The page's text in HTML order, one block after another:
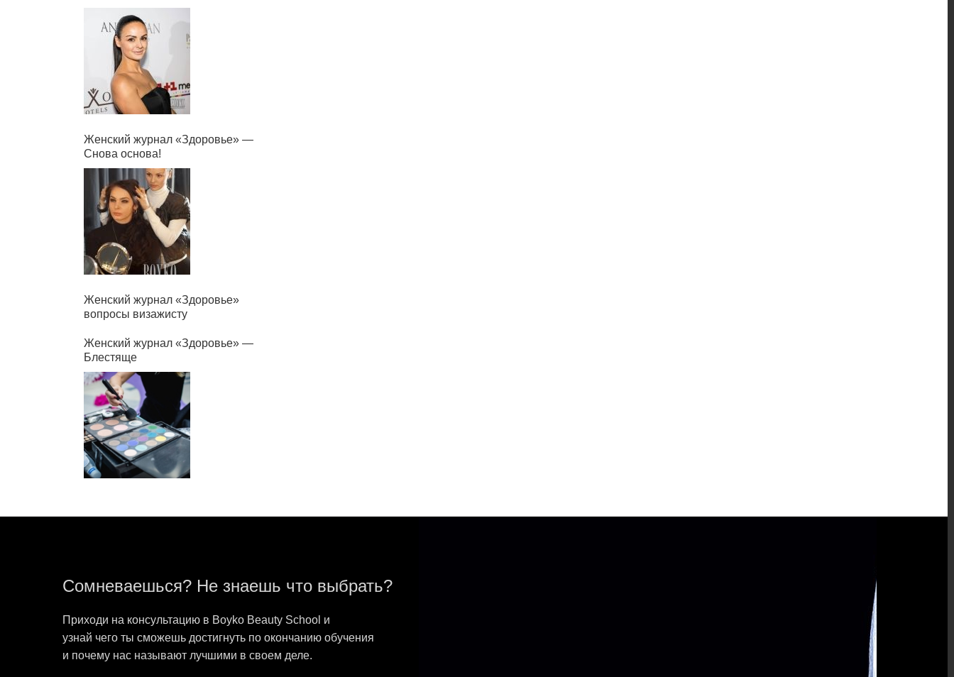
Женский журнал «Здоровье» —
Снова основа!
Женский журнал «Здоровье»
вопросы визажисту
Женский журнал «Здоровье» —
Блестяще
Сомневаешься? Не знаешь что выбрать?
Приходи на консультацию в Boyko Beauty School и
узнай чего ты сможешь достигнуть по окончанию обучения
и почему нас называют лучшими в своем деле.